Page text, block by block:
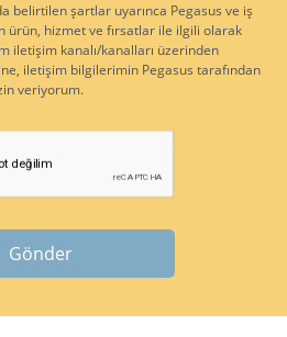
belirtilen şartlar uyarınca Pegasus ve iş
ürün, hizmet ve fırsatlar ile ilgili olarak
iletişim kanalı/kanalları üzerinden
iletişim bilgilerimin Pegasus tarafından
veriyorum.
Gönder